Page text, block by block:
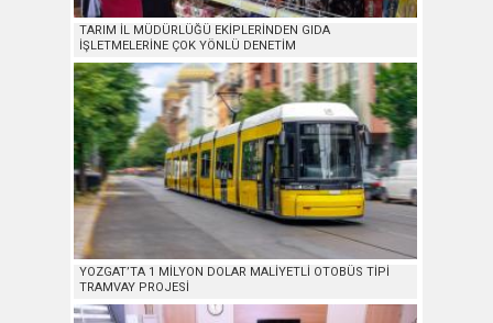
TARIM İL MÜDÜRLÜĞÜ EKİPLERİNDEN GIDA
İŞLETMELERİNE ÇOK YÖNLÜ DENETİM
YOZGAT’TA 1 MİLYON DOLAR MALİYETLİ OTOBÜS TİPİ
TRAMVAY PROJESİ